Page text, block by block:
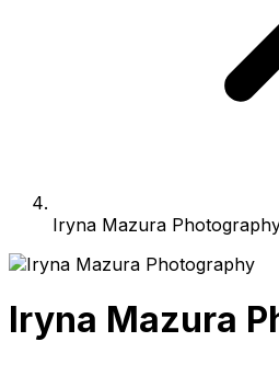
Iryna Mazura
Iryna Mazura